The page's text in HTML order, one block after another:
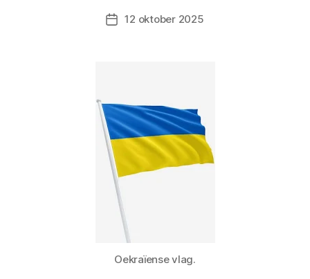
Berichtdatum
12 oktober 2025
Oekraïense vlag.